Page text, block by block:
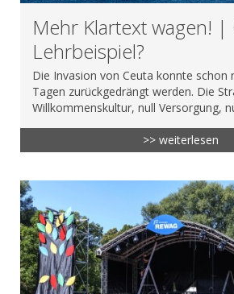
Mehr Klartext wagen! |
Lehrbeispiel?
Die Invasion von Ceuta konnte schon
Tagen zurückgedrängt werden. Die
Willkommenskultur, null Versorgung,
>> weiterlesen